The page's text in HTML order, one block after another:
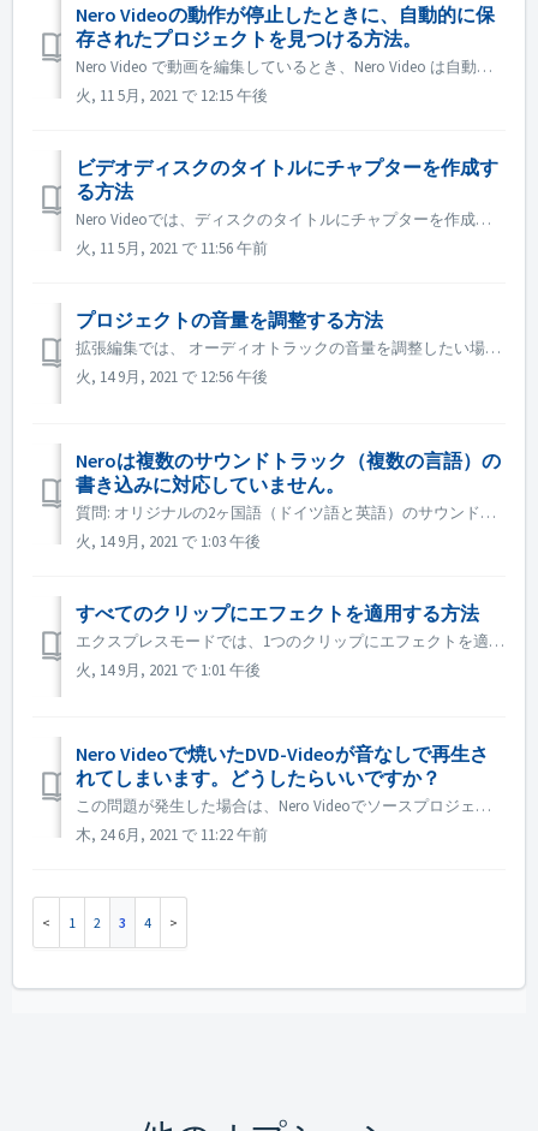
Nero Videoの動作が停止したときに、自動的に保
存されたプロジェクトを見つける方法。
Nero Video で動画を編集しているとき、Nero Video は自動的にプロジェクトをバックグラウンドで保存します。 プロジェクトを保存する前に Nero Video の動作が停止した場合でも、この方法で自動保存されたプロジェクトを見つけることができます。 1. 次の場所にある ユーザ...
火, 11 5月, 2021 で 12:15 午後
ビデオディスクのタイトルにチャプターを作成す
る方法
Nero Videoでは、ディスクのタイトルにチャプターを作成するために、以下の操作を行います。 1. コンテンツ画面で、タイトルを選択します。 2. タイトルのプレビュー画面で、ポジションマーカーをチャプターを追加したい位置に移動します。 3. チャプターボタンをクリックすると、ドロップダウンメニューが...
火, 11 5月, 2021 で 11:56 午前
プロジェクトの音量を調整する方法
拡張編集では、 オーディオトラックの音量を調整したい場合は、オーディオトラックの左側にある音量ボタンにマウスを移動させ、右クリックして調整します。 指定した映像や音楽の音量を調整したい場合は、その映像や音楽を選択し、右上のエフェクトパレット→プロパティ→オーディオレベルで調整します。 ...
火, 14 9月, 2021 で 12:56 午後
Neroは複数のサウンドトラック（複数の言語）の
書き込みに対応していません。
質問: オリジナルの2ヶ国語（ドイツ語と英語）のサウンドトラックが収録されている映画がいくつかあります。 しかし、2つ目の音声トラックをDVDに入れることができず、1つ目の音声トラック（ドイツ語）しか作成されません。 回答: DVD作成時に選択できるオーディオトラック（言語）は1つのみで、複数の言語には対...
火, 14 9月, 2021 で 1:03 午後
すべてのクリップにエフェクトを適用する方法
エクスプレスモードでは、1つのクリップにエフェクトを適用した後、「エクスプレス・エフェクト・コントロール」を開き、「すべてのクリップまたはピクチャに適用」を有効にします。
火, 14 9月, 2021 で 1:01 午後
Nero Videoで焼いたDVD-Videoが音なしで再生さ
れてしまいます。どうしたらいいですか？
この問題が発生した場合は、Nero Videoでソースプロジェクトをプレビューしてください。焼く前に音が出ているかどうか確認してください。ソースをプレビューしても音が出ない場合は、ソースファイルに問題があることを意味します。 ソースプロジェクトをプレビューしても問題がない場合は、以下の方法をお試しください: ...
木, 24 6月, 2021 で 11:22 午前
1 2 3 4